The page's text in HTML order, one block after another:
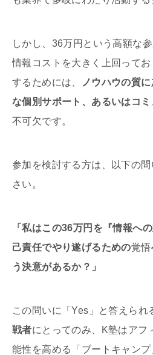
しかし、36万円という高額な
情報コストを大きく上回って
するためには、
ノウハウの質
な個別サポート、あるいはコ
不可欠です。
参加を検討する方は、以下の
さい。
「私はこの36万円を『情報へ
己責任でやり遂げるための覚悟
う決意があるか？」
この問いに「Yes」と答えられ
戦者にとってのみ、K塾はアフ
能性を高める「ブートキャン